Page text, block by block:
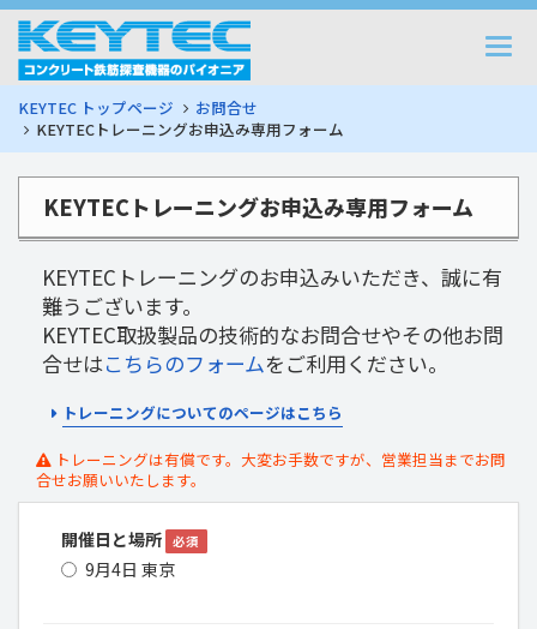
KEYTEC トップページ
お問合せ
KEYTECトレーニングお申込み専用フォーム
KEYTECトレーニングお申込み専用フォーム
KEYTECトレーニングのお申込みいただき、誠に有
難うございます。
KEYTEC取扱製品の技術的なお問合せやその他お問
合せはこちらのフォームをご利用ください。
トレーニングについてのページはこちら
トレーニングは有償です。大変お手数ですが、営業担当までお問
合せお願いいたします。
開催日と場所 必須
9月4日 東京